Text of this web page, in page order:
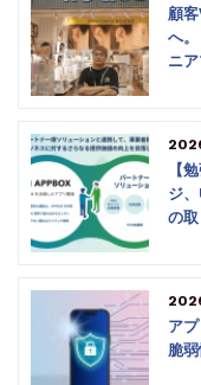
顧客
へ
ニ
【
ジ
の
ア
脆